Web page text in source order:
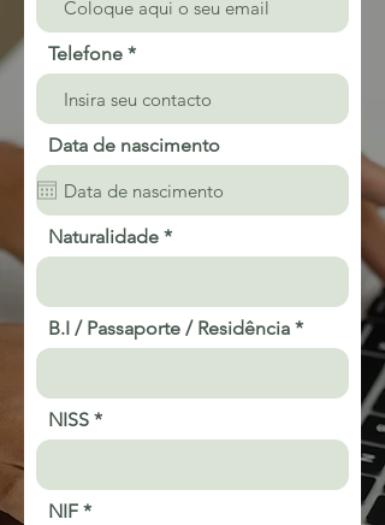
Telefone
Data de nascimento
Naturalidade
B.I / Passaporte / Residência
NISS
NIF